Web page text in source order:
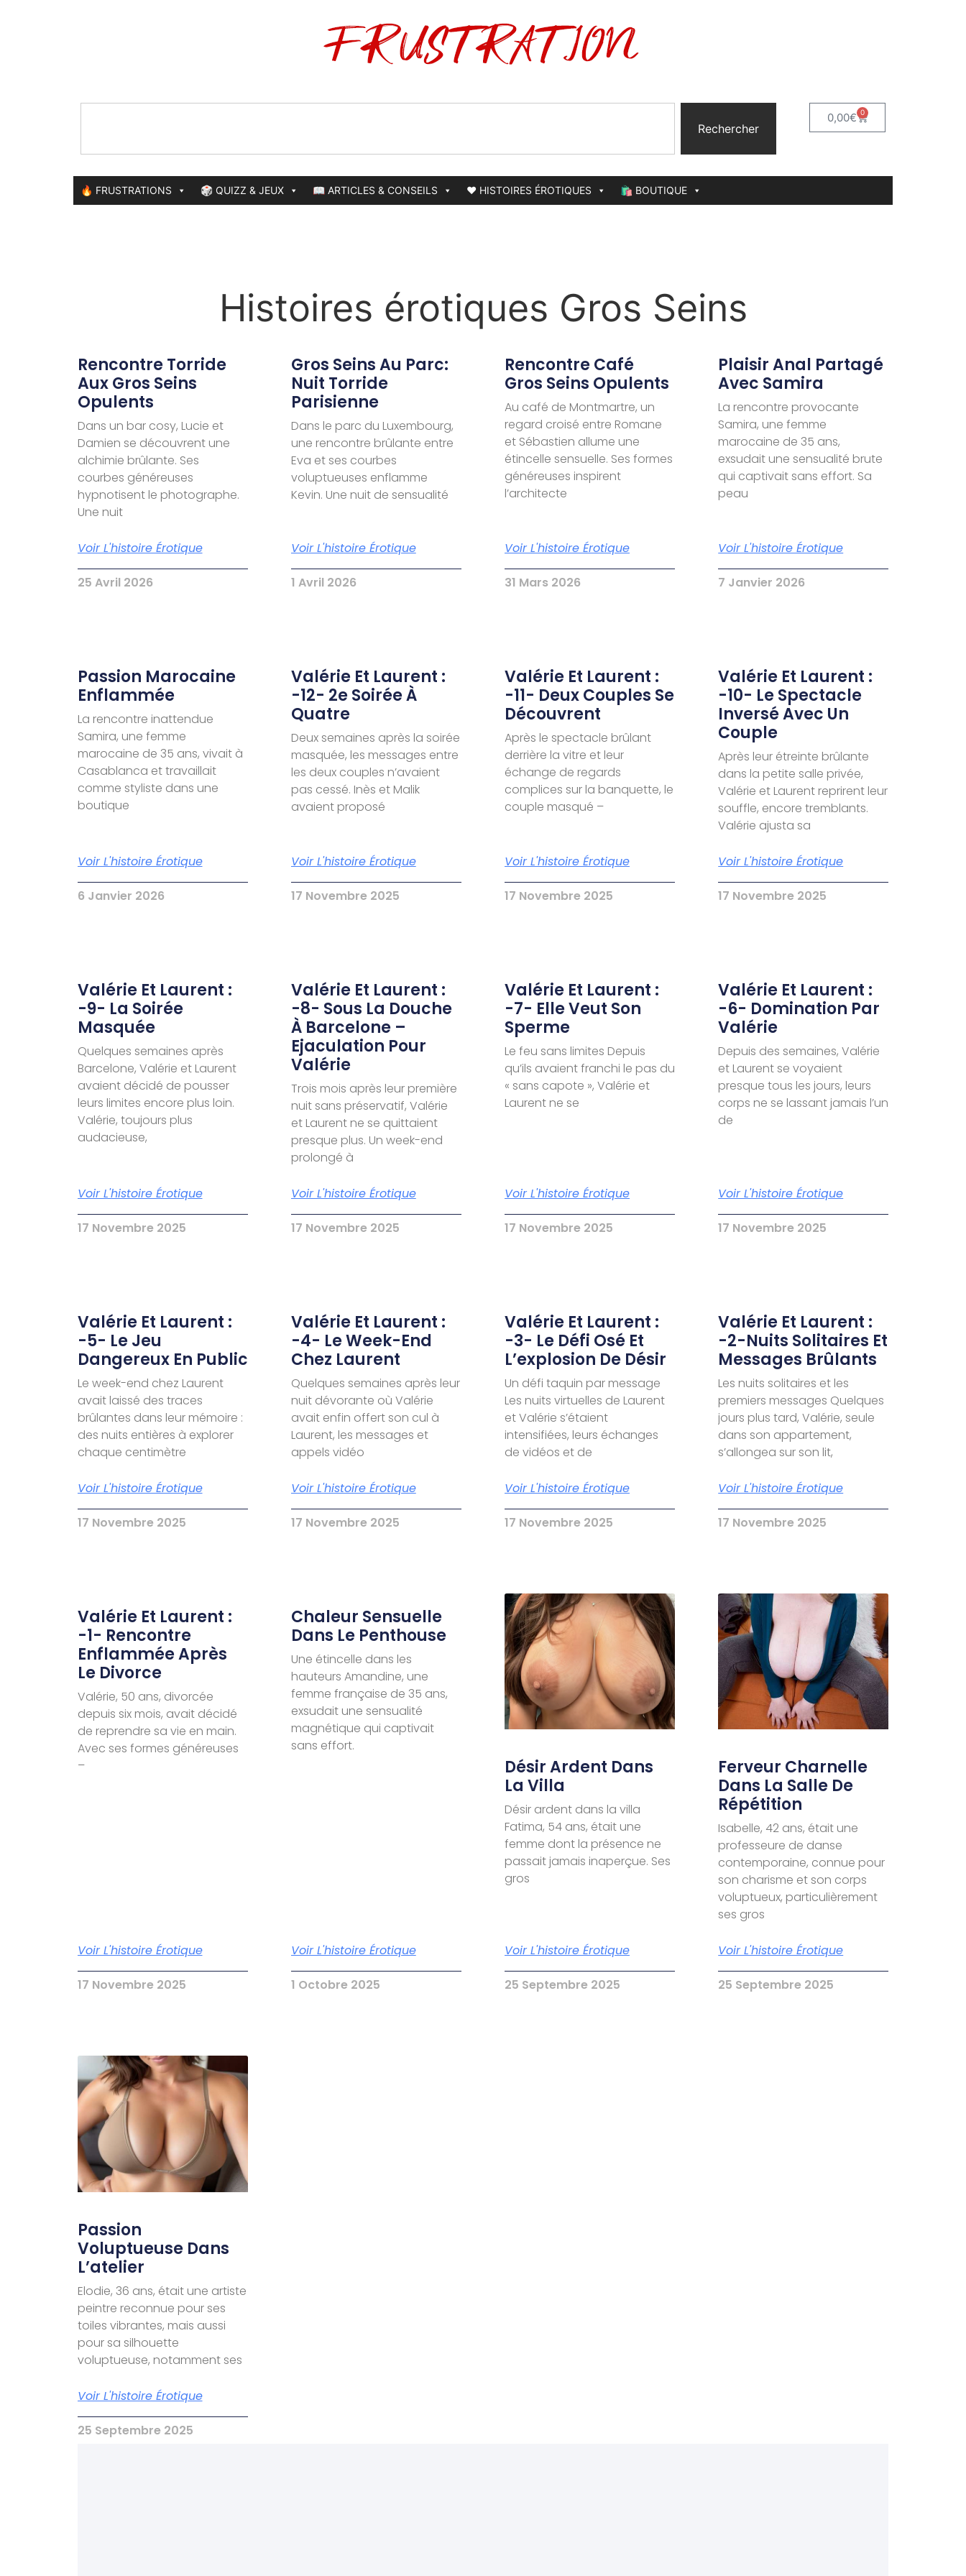
Rechercher
0,00€ 0
🔥 FRUSTRATIONS 🎲 QUIZZ & JEUX 📖 ARTICLES & CONSEILS ❤️ HISTOIRES ÉROTIQUES 🛍️ BOUTIQUE
Histoires érotiques Gros Seins
Rencontre Torride
Aux Gros Seins
Opulents
Dans un bar cosy, Lucie et
Damien se découvrent une
alchimie brûlante. Ses
courbes généreuses
hypnotisent le photographe.
Une nuit
Voir L'histoire Érotique
25 Avril 2026
Gros Seins Au Parc:
Nuit Torride
Parisienne
Dans le parc du Luxembourg,
une rencontre brûlante entre
Eva et ses courbes
voluptueuses enflamme
Kevin. Une nuit de sensualité
Voir L'histoire Érotique
1 Avril 2026
Rencontre Café
Gros Seins Opulents
Au café de Montmartre, un
regard croisé entre Romane
et Sébastien allume une
étincelle sensuelle. Ses formes
généreuses inspirent
l’architecte
Voir L'histoire Érotique
31 Mars 2026
Plaisir Anal Partagé
Avec Samira
La rencontre provocante
Samira, une femme
marocaine de 35 ans,
exsudait une sensualité brute
qui captivait sans effort. Sa
peau
Voir L'histoire Érotique
7 Janvier 2026
Passion Marocaine
Enflammée
La rencontre inattendue
Samira, une femme
marocaine de 35 ans, vivait à
Casablanca et travaillait
comme styliste dans une
boutique
Voir L'histoire Érotique
6 Janvier 2026
Valérie Et Laurent :
-12- 2e Soirée À
Quatre
Deux semaines après la soirée
masquée, les messages entre
les deux couples n’avaient
pas cessé. Inès et Malik
avaient proposé
Voir L'histoire Érotique
17 Novembre 2025
Valérie Et Laurent :
-11- Deux Couples Se
Découvrent
Après le spectacle brûlant
derrière la vitre et leur
échange de regards
complices sur la banquette, le
couple masqué –
Voir L'histoire Érotique
17 Novembre 2025
Valérie Et Laurent :
-10- Le Spectacle
Inversé Avec Un
Couple
Après leur étreinte brûlante
dans la petite salle privée,
Valérie et Laurent reprirent leur
souffle, encore tremblants.
Valérie ajusta sa
Voir L'histoire Érotique
17 Novembre 2025
Valérie Et Laurent :
-9- La Soirée
Masquée
Quelques semaines après
Barcelone, Valérie et Laurent
avaient décidé de pousser
leurs limites encore plus loin.
Valérie, toujours plus
audacieuse,
Voir L'histoire Érotique
17 Novembre 2025
Valérie Et Laurent :
-8- Sous La Douche
À Barcelone –
Ejaculation Pour
Valérie
Trois mois après leur première
nuit sans préservatif, Valérie
et Laurent ne se quittaient
presque plus. Un week-end
prolongé à
Voir L'histoire Érotique
17 Novembre 2025
Valérie Et Laurent :
-7- Elle Veut Son
Sperme
Le feu sans limites Depuis
qu’ils avaient franchi le pas du
« sans capote », Valérie et
Laurent ne se
Voir L'histoire Érotique
17 Novembre 2025
Valérie Et Laurent :
-6- Domination Par
Valérie
Depuis des semaines, Valérie
et Laurent se voyaient
presque tous les jours, leurs
corps ne se lassant jamais l’un
de
Voir L'histoire Érotique
17 Novembre 2025
Valérie Et Laurent :
-5- Le Jeu
Dangereux En Public
Le week-end chez Laurent
avait laissé des traces
brûlantes dans leur mémoire :
des nuits entières à explorer
chaque centimètre
Voir L'histoire Érotique
17 Novembre 2025
Valérie Et Laurent :
-4- Le Week-End
Chez Laurent
Quelques semaines après leur
nuit dévorante où Valérie
avait enfin offert son cul à
Laurent, les messages et
appels vidéo
Voir L'histoire Érotique
17 Novembre 2025
Valérie Et Laurent :
-3- Le Défi Osé Et
L’explosion De Désir
Un défi taquin par message
Les nuits virtuelles de Laurent
et Valérie s’étaient
intensifiées, leurs échanges
de vidéos et de
Voir L'histoire Érotique
17 Novembre 2025
Valérie Et Laurent :
-2-Nuits Solitaires Et
Messages Brûlants
Les nuits solitaires et les
premiers messages Quelques
jours plus tard, Valérie, seule
dans son appartement,
s’allongea sur son lit,
Voir L'histoire Érotique
17 Novembre 2025
Valérie Et Laurent :
-1- Rencontre
Enflammée Après
Le Divorce
Valérie, 50 ans, divorcée
depuis six mois, avait décidé
de reprendre sa vie en main.
Avec ses formes généreuses
–
Voir L'histoire Érotique
17 Novembre 2025
Chaleur Sensuelle
Dans Le Penthouse
Une étincelle dans les
hauteurs Amandine, une
femme française de 35 ans,
exsudait une sensualité
magnétique qui captivait
sans effort.
Voir L'histoire Érotique
1 Octobre 2025
Désir Ardent Dans
La Villa
Désir ardent dans la villa
Fatima, 54 ans, était une
femme dont la présence ne
passait jamais inaperçue. Ses
gros
Voir L'histoire Érotique
25 Septembre 2025
Ferveur Charnelle
Dans La Salle De
Répétition
Isabelle, 42 ans, était une
professeure de danse
contemporaine, connue pour
son charisme et son corps
voluptueux, particulièrement
ses gros
Voir L'histoire Érotique
25 Septembre 2025
Passion
Voluptueuse Dans
L’atelier
Elodie, 36 ans, était une artiste
peintre reconnue pour ses
toiles vibrantes, mais aussi
pour sa silhouette
voluptueuse, notamment ses
Voir L'histoire Érotique
25 Septembre 2025